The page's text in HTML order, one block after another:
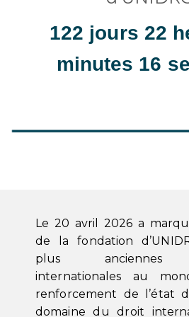
122 jours 22
minutes 15
Le 20 avril 2026 a
de la fondation
plus anciennes
internationales au
renforcement de l’état
domaine du droit